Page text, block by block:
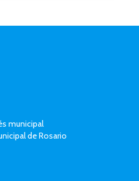
municipal
de Rosario